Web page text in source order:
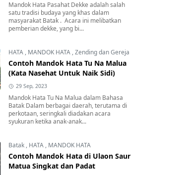
Mandok Hata Pasahat Dekke adalah salah
satu tradisi budaya yang khas dalam
masyarakat Batak . Acara ini melibatkan
pemberian dekke, yang bi...
HATA , MANDOK HATA ,Zending dan Gereja
Contoh Mandok Hata Tu Na Malua
(Kata Nasehat Untuk Naik Sidi)
29 Sep, 2023
Mandok Hata Tu Na Malua dalam Bahasa
Batak Dalam berbagai daerah, terutama di
perkotaan, seringkali diadakan acara
syukuran ketika anak-anak...
Batak , HATA , MANDOK HATA
Contoh Mandok Hata di Ulaon Saur
Matua Singkat dan Padat